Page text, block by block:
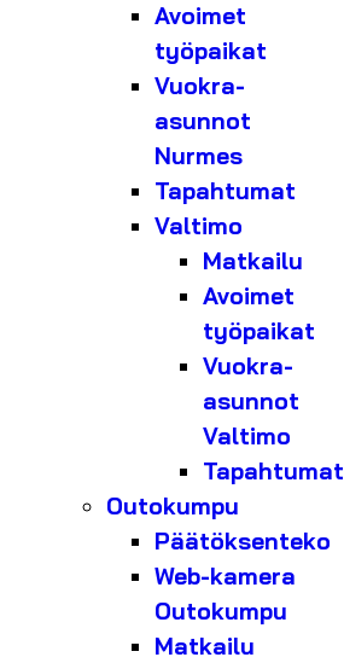
Avoimet
työpaikat
Vuokra-
asunnot
Nurmes
Tapahtumat
Valtimo
Matkailu
Avoimet
työpaikat
Vuokra-
asunnot
Valtimo
Tapahtumat
Outokumpu
Päätöksenteko
Web-kamera
Outokumpu
Matkailu